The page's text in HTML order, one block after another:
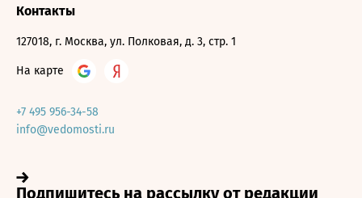
Контакты
127018, г. Москва, ул. Полковая, д. 3, стр. 1
На карте
+7 495 956-34-58
info@vedomosti.ru